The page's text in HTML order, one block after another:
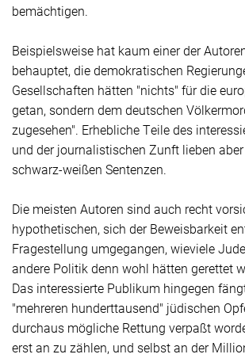
bemächtigen.
Beispielsweise hat kaum einer der
behauptet, die demokratischen
Gesellschaften hätten "nichts" für die
getan, sondern dem deutschen
zugesehen". Erhebliche Teile des
und der journalistischen Zunft lieben
schwarz-weißen Sentenzen.
Die meisten Autoren sind auch recht
hypothetischen, sich der Beweisbarkeit
Fragestellung umgegangen, wieviele
andere Politik denn wohl hätten gerettet
Das interessierte Publikum hingegen
"mehreren hunderttausend" jüdischen
durchaus mögliche Rettung verpaßt
erst an zu zählen, und selbst an der